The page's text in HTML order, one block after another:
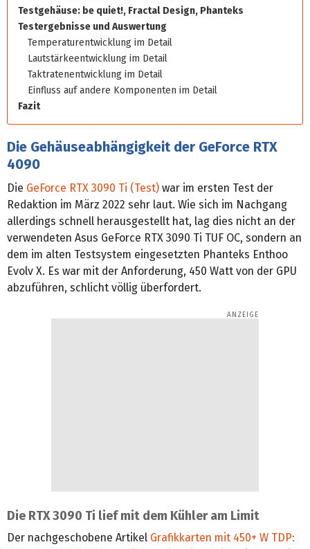
Testgehäuse: be quiet!, Fractal Design, Phanteks
Testergebnisse und Auswertung
Temperaturentwicklung im Detail
Lautstärkeentwicklung im Detail
Taktratenentwicklung im Detail
Einfluss auf andere Komponenten im Detail
Fazit
Die Gehäuseabhängigkeit der GeForce RTX
4090
Die GeForce RTX 3090 Ti (Test) war im ersten Test der
Redaktion im März 2022 sehr laut. Wie sich im Nachgang
allerdings schnell herausgestellt hat, lag dies nicht an der
verwendeten Asus GeForce RTX 3090 Ti TUF OC, sondern an
dem im alten Testsystem eingesetzten Phanteks Enthoo
Evolv X. Es war mit der Anforderung, 450 Watt von der GPU
abzuführen, schlicht völlig überfordert.
Die RTX 3090 Ti lief mit dem Kühler am Limit
Der nachgeschobene Artikel Grafikkarten mit 450+ W TDP: